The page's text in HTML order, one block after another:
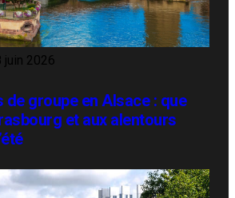
juin 2026
de groupe en Alsace : que
et aux alentours